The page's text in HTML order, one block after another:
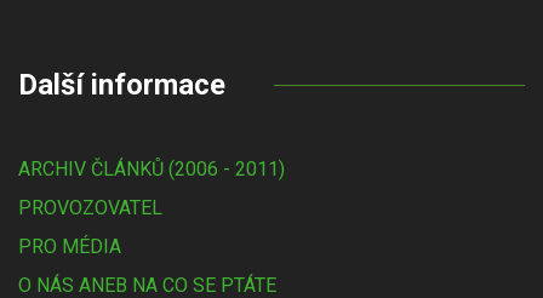
Další informace
ARCHIV ČLÁNKŮ (2006 - 2011)
PROVOZOVATEL
PRO MÉDIA
O NÁS ANEB NA CO SE PTÁTE